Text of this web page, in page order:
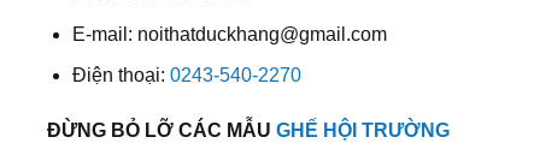
E-mail: noithatduckhang@gmail.com
Điện thoại: 0243-540-2270
ĐỪNG BỎ LỠ CÁC MẪU GHẾ HỘI TRƯỜNG